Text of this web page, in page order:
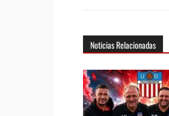
Noticias Relacionadas